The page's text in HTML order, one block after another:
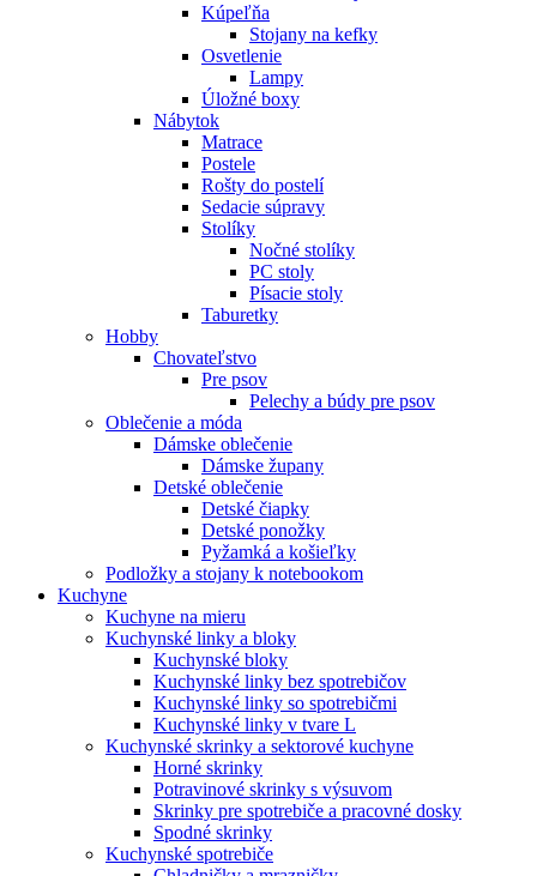
Kúpeľňa
Stojany na kefky
Osvetlenie
Lampy
Úložné boxy
Nábytok
Matrace
Postele
Rošty do postelí
Sedacie súpravy
Stolíky
Nočné stolíky
PC stoly
Písacie stoly
Taburetky
Hobby
Chovateľstvo
Pre psov
Pelechy a búdy pre psov
Oblečenie a móda
Dámske oblečenie
Dámske župany
Detské oblečenie
Detské čiapky
Detské ponožky
Pyžamká a košieľky
Podložky a stojany k notebookom
Kuchyne
Kuchyne na mieru
Kuchynské linky a bloky
Kuchynské bloky
Kuchynské linky bez spotrebičov
Kuchynské linky so spotrebičmi
Kuchynské linky v tvare L
Kuchynské skrinky a sektorové kuchyne
Horné skrinky
Potravinové skrinky s výsuvom
Skrinky pre spotrebiče a pracovné dosky
Spodné skrinky
Kuchynské spotrebiče